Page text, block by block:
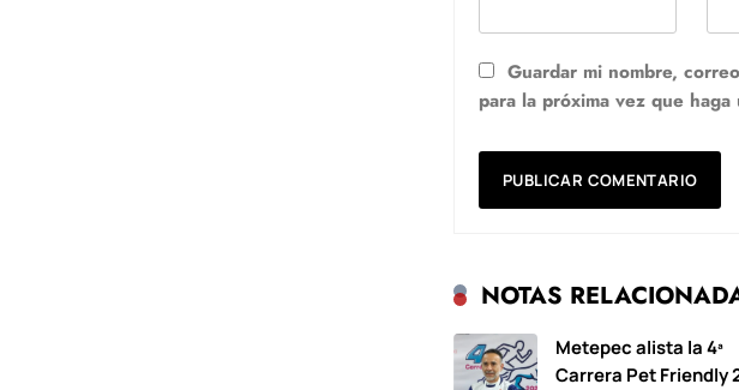
Guardar mi nombre,
para la próxima vez que haga
NOTAS
Metepec alista la 4ª
Carrera Pet Friendly